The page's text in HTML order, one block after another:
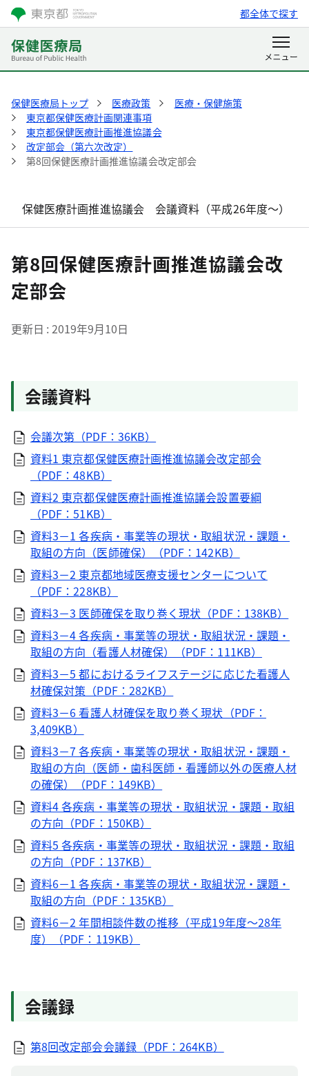
都全体で探す
保健医療局トップ 医療政策
医療・保健施策
東京都保健医療計画関連事項
東京都保健医療計画推進協議会
改定部会（第六次改定）
第8回保健医療計画推進協議会改定部会
保健医療計画推進協議会 会議資料（平成26年度～）
第8回保健医療計画推進協議会改
定部会
更新日 2019年9月10日
会議資料
会議次第（PDF：36KB）
資料1 東京都保健医療計画推進協議会改定部会
（PDF：48KB）
資料2 東京都保健医療計画推進協議会設置要綱
（PDF：51KB）
資料3－1 各疾病・事業等の現状・取組状況・課題・
取組の方向（医師確保）（PDF：142KB）
資料3－2 東京都地域医療支援センターについて
（PDF：228KB）
資料3－3 医師確保を取り巻く現状（PDF：138KB）
資料3－4 各疾病・事業等の現状・取組状況・課題・
取組の方向（看護人材確保）（PDF：111KB）
資料3－5 都におけるライフステージに応じた看護人
材確保対策（PDF：282KB）
資料3－6 看護人材確保を取り巻く現状（PDF：
3,409KB）
資料3－7 各疾病・事業等の現状・取組状況・課題・
取組の方向（医師・歯科医師・看護師以外の医療人材
の確保）（PDF：149KB）
資料4 各疾病・事業等の現状・取組状況・課題・取組
の方向（PDF：150KB）
資料5 各疾病・事業等の現状・取組状況・課題・取組
の方向（PDF：137KB）
資料6－1 各疾病・事業等の現状・取組状況・課題・
取組の方向（PDF：135KB）
資料6－2 年間相談件数の推移（平成19年度～28年
度）（PDF：119KB）
会議録
第8回改定部会会議録（PDF：264KB）